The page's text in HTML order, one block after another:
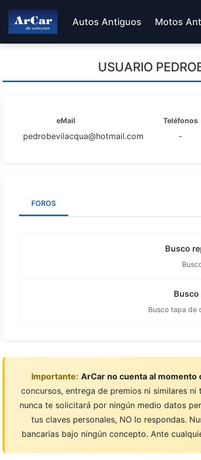
Autos Antiguos Motos
USUARIO
eMail
pedrobevilacqua@hotmail.com
Teléfonos
-
FOROS
Busco
Busco tapa de
Importante: ArCar no cuenta al
concursos, entrega de premios ni similares
nunca te solicitará por ningún medio datos
tus claves personales, NO lo respondas.
bancarias bajo ningún concepto. Ante